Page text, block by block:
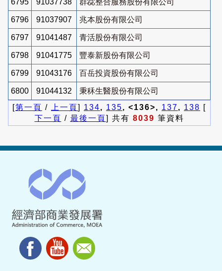
6796 91037907 兆本股份有限公司
6797 91041487 青活股份有限公司
6798 91041775 豐泰新股份有限公司
6799 91043176 百岳投資股份有限公司
6800 91044132
秉秝生醫股份有限公司
[第一頁 / 上一頁] 134, 135, <136>, 137, 138 [
下一頁 / 最後一頁] 共有 8039 筆資料